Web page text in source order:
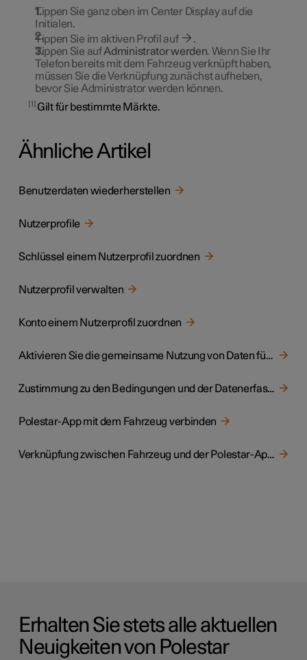
Tippen Sie ganz oben im Center Display auf die
Initialen.
Tippen Sie im aktiven Profil auf
.
Tippen Sie aufAdministrator werden. Wenn Sie Ihr
Telefon bereits mit dem Fahrzeug verknüpft haben,
müssen Sie die Verknüpfung zunächst aufheben,
bevor Sie Administrator werden können.
1 Gilt für bestimmte Märkte.
Ähnliche Artikel
Benutzerdaten wiederherstellen
Nutzerprofile
Schlüssel einem Nutzerprofil zuordnen
Nutzerprofil verwalten
Konto einem Nutzerprofil zuordnen
Aktivieren Sie die gemeinsame Nutzung von Daten für Polestar Connect
Zustimmung zu den Bedingungen und der Datenerfassung
Polestar-App mit dem Fahrzeug verbinden
Verknüpfung zwischen Fahrzeug und der Polestar-App aufheben
Erhalten Sie stets alle aktuellen
Neuigkeiten von Polestar